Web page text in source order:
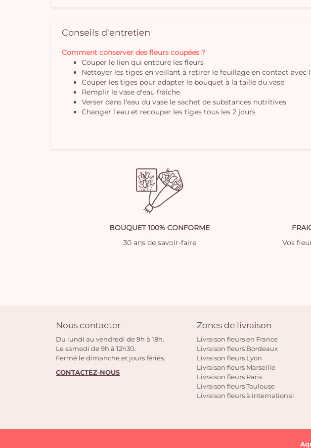
Conseils d'entretien
Comment conserver des fleurs coupées ?
Couper le lien qui entoure les fleurs
Nettoyer les tiges en veillant à retirer le feuillage en contact avec
Couper les tiges pour adapter le bouquet à la taille du vase
Remplir le vase d'eau fraîche
Verser dans l'eau du vase le sachet de substances nutritives
Changer l'eau et recouper les tiges tous les 2 jours
BOUQUET 100% CONFORME
30 ans de savoir-faire
Vos
Nous contacter
Du lundi au vendredi de 9h à 18h.
Le samedi de 9h à 12h30.
Fermé le dimanche et jours fériés.
CONTACTEZ-NOUS
Zones de livraison
Livraison fleurs en France
Livraison fleurs Bordeaux
Livraison fleurs Lyon
Livraison fleurs Marseille
Livraison fleurs Paris
Livraison fleurs Toulouse
Livraison fleurs à international